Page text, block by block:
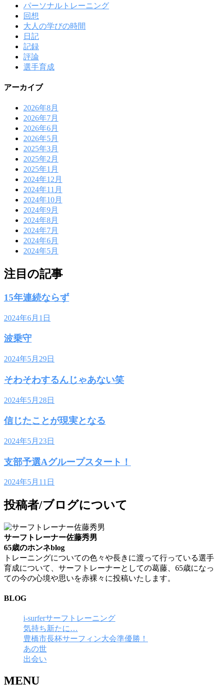
パーソナルトレーニング
回想
大人の学びの時間
日記
記録
評論
選手育成
アーカイブ
2026年8月
2026年7月
2026年6月
2026年5月
2025年3月
2025年2月
2025年1月
2024年12月
2024年11月
2024年10月
2024年9月
2024年8月
2024年7月
2024年6月
2024年5月
注目の記事
15年連続ならず
2024年6月1日
波乗守
2024年5月29日
そわそわするんじゃあない笑
2024年5月28日
信じたことが現実となる
2024年5月23日
支部予選Aグループスタート！
2024年5月11日
投稿者/ブログについて
サーフトレーナー佐藤秀男
65歳のホンネblog
トレーニングについての色々や長きに渡って行っている選手
育成について、サーフトレーナーとしての葛藤、65歳になっ
ての今の心境や思いを赤裸々に投稿いたします。
BLOG
i-surferサーフトレーニング
気持ち新たに…
豊橋市長杯サーフィン大会準優勝！
あの世
出会い
MENU